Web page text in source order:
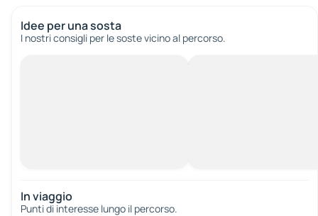
Idee per una sosta
I nostri consigli per le soste vicino al percorso.
In viaggio
Punti di interesse lungo il percorso.